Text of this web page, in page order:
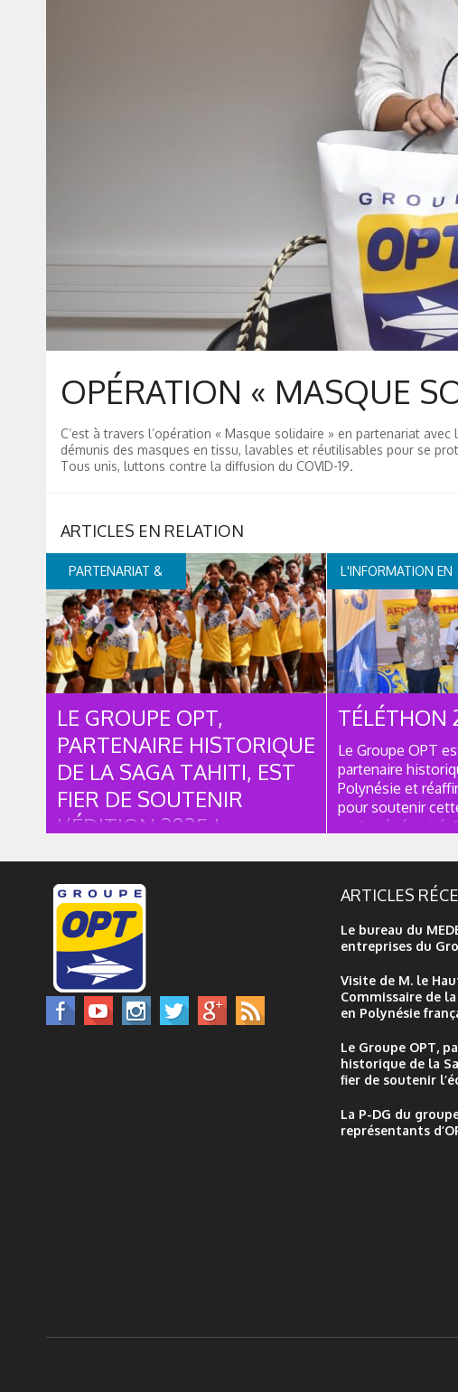
OPÉRATION « MASQUE
C’est à travers l’opération « Masque solidaire » en partenariat avec
démunis des masques en tissu, lavables et réutilisables pour se
Tous unis, luttons contre la diffusion du COVID-19.
PARTENARIAT &
SPONSOR
LE GROUPE OPT,
PARTENAIRE HISTORIQUE
DE LA SAGA TAHITI, EST
FIER DE SOUTENIR
L’ÉDITION 2025 !
Pour sa 33ᵉ édition, la Saga
Uta, sur le cadre idyllique du Motu
Ovini Cette aventure unique permet
chaque année à des centaines
d’enfants issus des archipels les plus
éloignés des Tuamotu, Marquises,
Australes et Gambier, de vivre un
moment de partage, de...
L'INFORMATION EN
CONTINUE
TÉLÉTHON
Le Groupe OPT
partenaire
Polynésie et
pour soutenir
et de générosité.
recherche sur les
accompagner les
ARTICLES
Le bureau du
entreprises du
Visite de M. le
Commissaire de
en Polynésie
Le Groupe OPT,
historique de la
fier de soutenir
La P-DG du
représentants